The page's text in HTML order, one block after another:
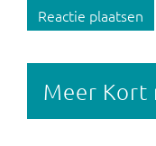
Reactie plaatsen
Meer Kort